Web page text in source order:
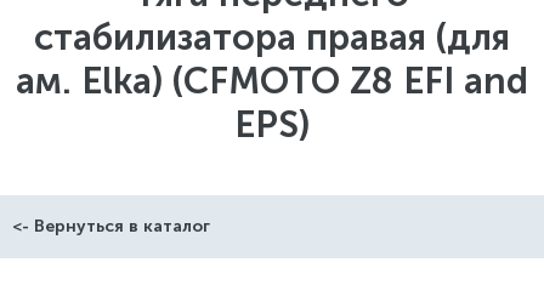
стабилизатора правая (для
ам. Elka) (CFMOTO Z8 EFI and
EPS)
<- Вернуться в каталог